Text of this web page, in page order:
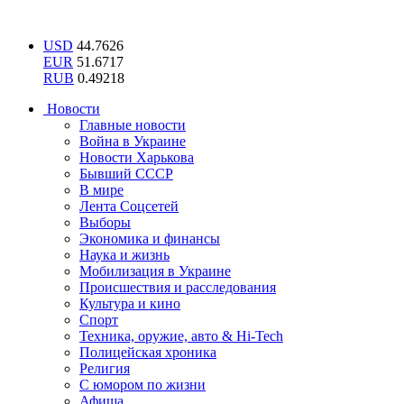
USD 44.7626
EUR 51.6717
RUB 0.49218
Новости
Главные новости
Война в Украине
Новости Харькова
Бывший СССР
В мире
Лента Соцсетей
Выборы
Экономика и финансы
Наука и жизнь
Мобилизация в Украине
Происшествия и расследования
Культура и кино
Спорт
Техника, оружие, авто & Hi-Tech
Полицейская хроника
Религия
С юмором по жизни
Афиша